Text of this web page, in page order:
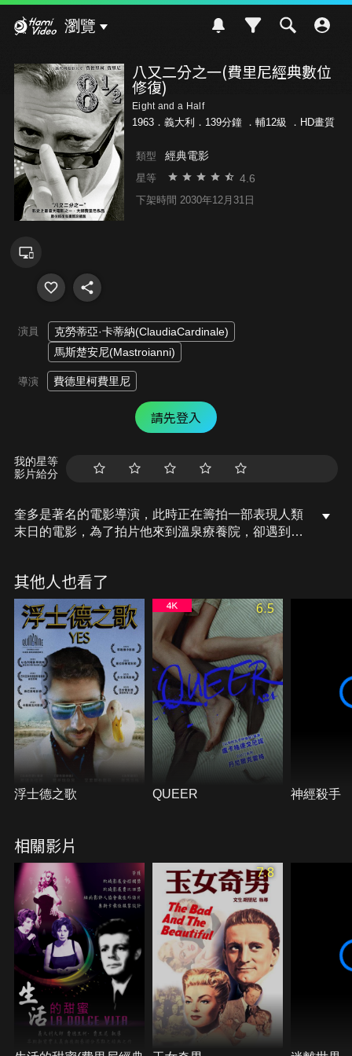
瀏覽
八又二分之一(費里尼經典數位
修復)
Eight and a Half
1963．義大利．139分鐘 ． 輔12級 ．HD畫質
類型 經典電影
星等 4.6
下架時間 2030年12月31日
演員
克勞蒂亞·卡蒂納(ClaudiaCardinale)
馬斯楚安尼(Mastroianni)
導演 費德里柯費里尼
請先登入
我的星等
影片給分
奎多是著名的電影導演，此時正在籌拍一部表現人類
末日的電影，為了拍片他來到溫泉療養院，卻遇到了
亞、神話象徵純潔的感覺、而會談的製片人、工程
師、與水療中心的常客，他們是真正的或虛幻的？他
們的出現增加了奎多腦中的混亂。奎多應該繼續他的
電影拍攝，或是開始著手逃離這一切？
其他人也看了
浮士德之歌
6.5
QUEER 神經殺手
相關影片
7.8